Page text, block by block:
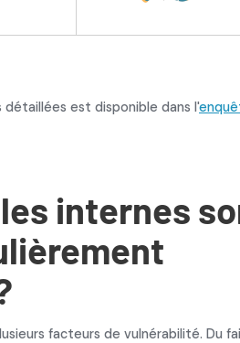
détaillées est disponible dans l'
internes
facteurs de vulnérabilité. Du